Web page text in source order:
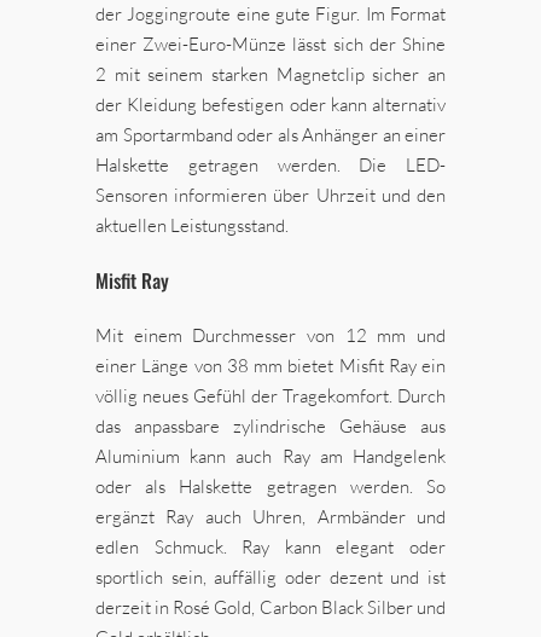
der Joggingroute eine gute Figur. Im Format
einer Zwei-Euro-Münze lässt sich der Shine
2 mit seinem starken Magnetclip sicher an
der Kleidung befestigen oder kann alternativ
am Sportarmband oder als Anhänger an einer
Halskette getragen werden. Die LED-
Sensoren informieren über Uhrzeit und den
aktuellen Leistungsstand.
Misfit Ray
Mit einem Durchmesser von 12 mm und
einer Länge von 38 mm bietet Misfit Ray ein
völlig neues Gefühl der Tragekomfort. Durch
das anpassbare zylindrische Gehäuse aus
Aluminium kann auch Ray am Handgelenk
oder als Halskette getragen werden. So
ergänzt Ray auch Uhren, Armbänder und
edlen Schmuck. Ray kann elegant oder
sportlich sein, auffällig oder dezent und ist
derzeit in Rosé Gold, Carbon Black Silber und